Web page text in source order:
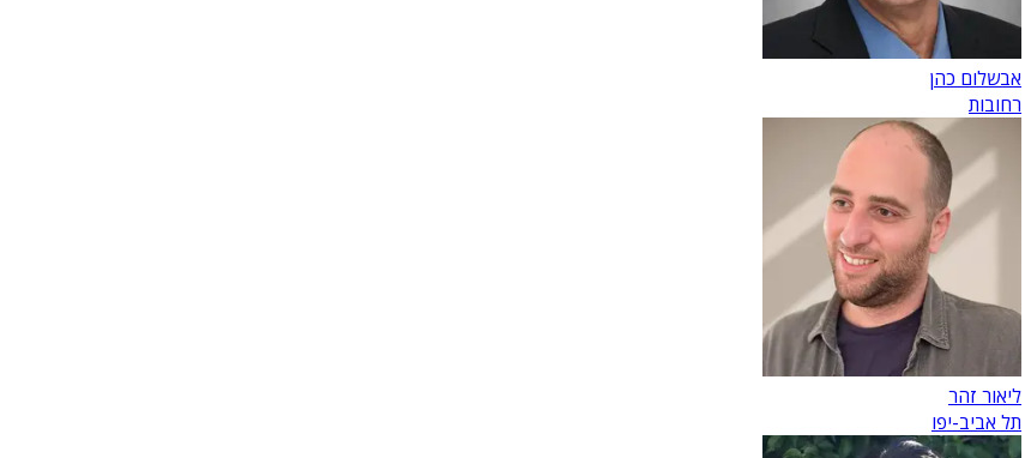
אבשלום כהן
רחובות
ליאור זהר
תל אביב-יפו